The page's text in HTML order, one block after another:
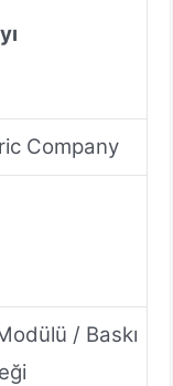
Company
/ Baskı